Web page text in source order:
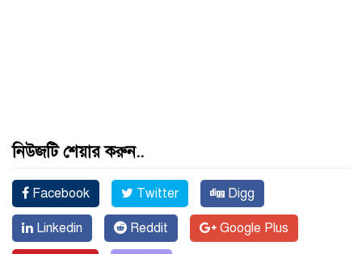
নিউজটি শেয়ার করুন..
Facebook Twitter Digg
Linkedin Reddit Google Plus